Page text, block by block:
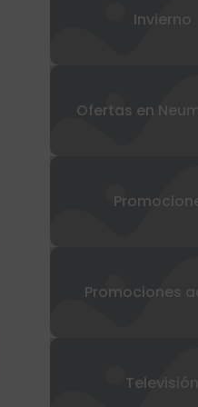
Invierno
Ofertas en
Promociones
Televisión